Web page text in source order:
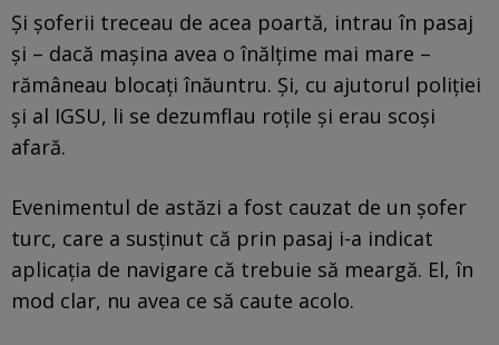
Și șoferii treceau de acea poartă, intrau în pasaj
și – dacă mașina avea o înălțime mai mare –
rămâneau blocați înăuntru. Și, cu ajutorul poliției
și al IGSU, li se dezumflau roțile și erau scoși
afară.
Evenimentul de astăzi a fost cauzat de un șofer
turc, care a susținut că prin pasaj i-a indicat
aplicația de navigare că trebuie să meargă. El, în
mod clar, nu avea ce să caute acolo.